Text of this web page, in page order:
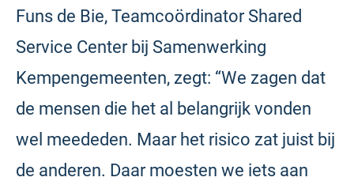
Funs de Bie, Teamcoördinator Shared
Service Center bij Samenwerking
Kempengemeenten, zegt: “We zagen dat
de mensen die het al belangrijk vonden
wel meededen. Maar het risico zat juist bij
de anderen. Daar moesten we iets aan